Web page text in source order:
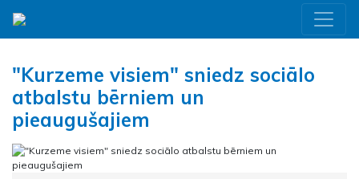
"Kurzeme visiem" sniedz sociālo
atbalstu bērniem un
pieaugušajiem